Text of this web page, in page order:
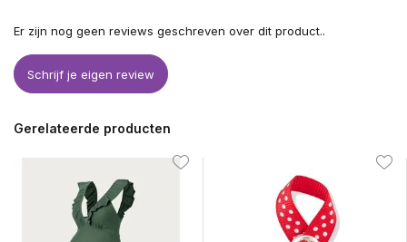
Er zijn nog geen reviews geschreven over dit product..
Schrijf je eigen review
Gerelateerde producten